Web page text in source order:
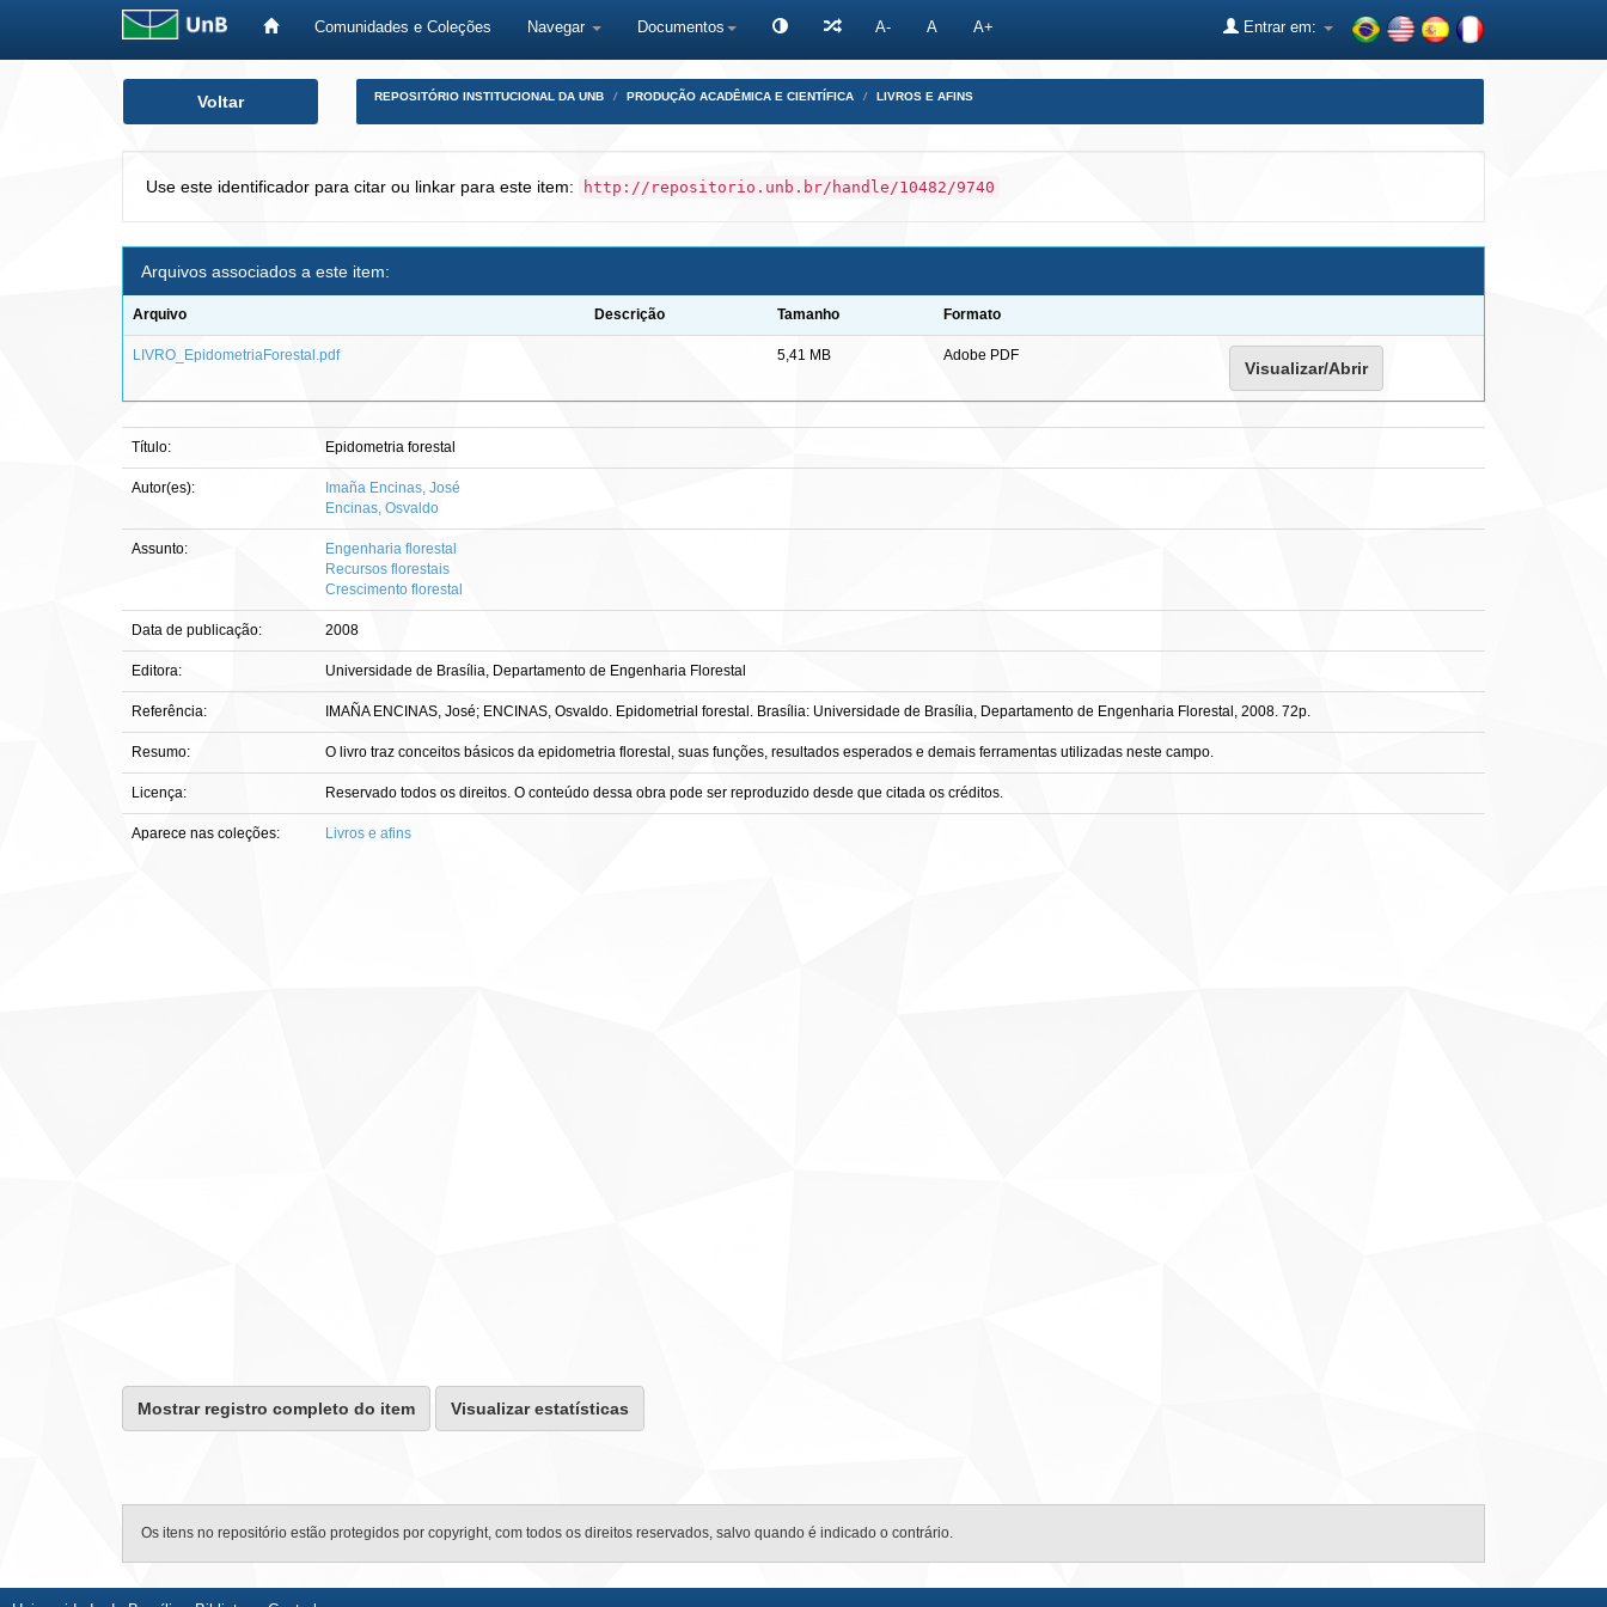
Comunidades e Coleções Navegar Documentos A- A A+ Entrar em:
Voltar REPOSITÓRIO INSTITUCIONAL DA UNB PRODUÇÃO ACADÊMICA E CIENTÍFICA LIVROS E AFINS
Use este identificador para citar ou linkar para este item: http://repositorio.unb.br/handle/10482/9740
Arquivos associados a este item:
Arquivo Descrição Tamanho Formato
LIVRO_EpidometriaForestal.pdf 5,41 MB Adobe PDF
Visualizar/Abrir
Título: Epidometria forestal
Autor(es):
Imaña Encinas, José
Encinas, Osvaldo
Assunto:
Engenharia florestal
Recursos florestais
Crescimento florestal
Data de publicação: 2008
Editora: Universidade de Brasília, Departamento de Engenharia Florestal
Referência: IMAÑA ENCINAS, José; ENCINAS, Osvaldo. Epidometrial forestal. Brasília: Universidade de Brasília, Departamento de Engenharia Florestal, 2008. 72p.
Resumo: O livro traz conceitos básicos da epidometria florestal, suas funções, resultados esperados e demais ferramentas utilizadas neste campo.
Licença: Reservado todos os direitos. O conteúdo dessa obra pode ser reproduzido desde que citada os créditos.
Aparece nas coleções: Livros e afins
Mostrar registro completo do item Visualizar estatísticas
Os itens no repositório estão protegidos por copyright, com todos os direitos reservados, salvo quando é indicado o contrário.